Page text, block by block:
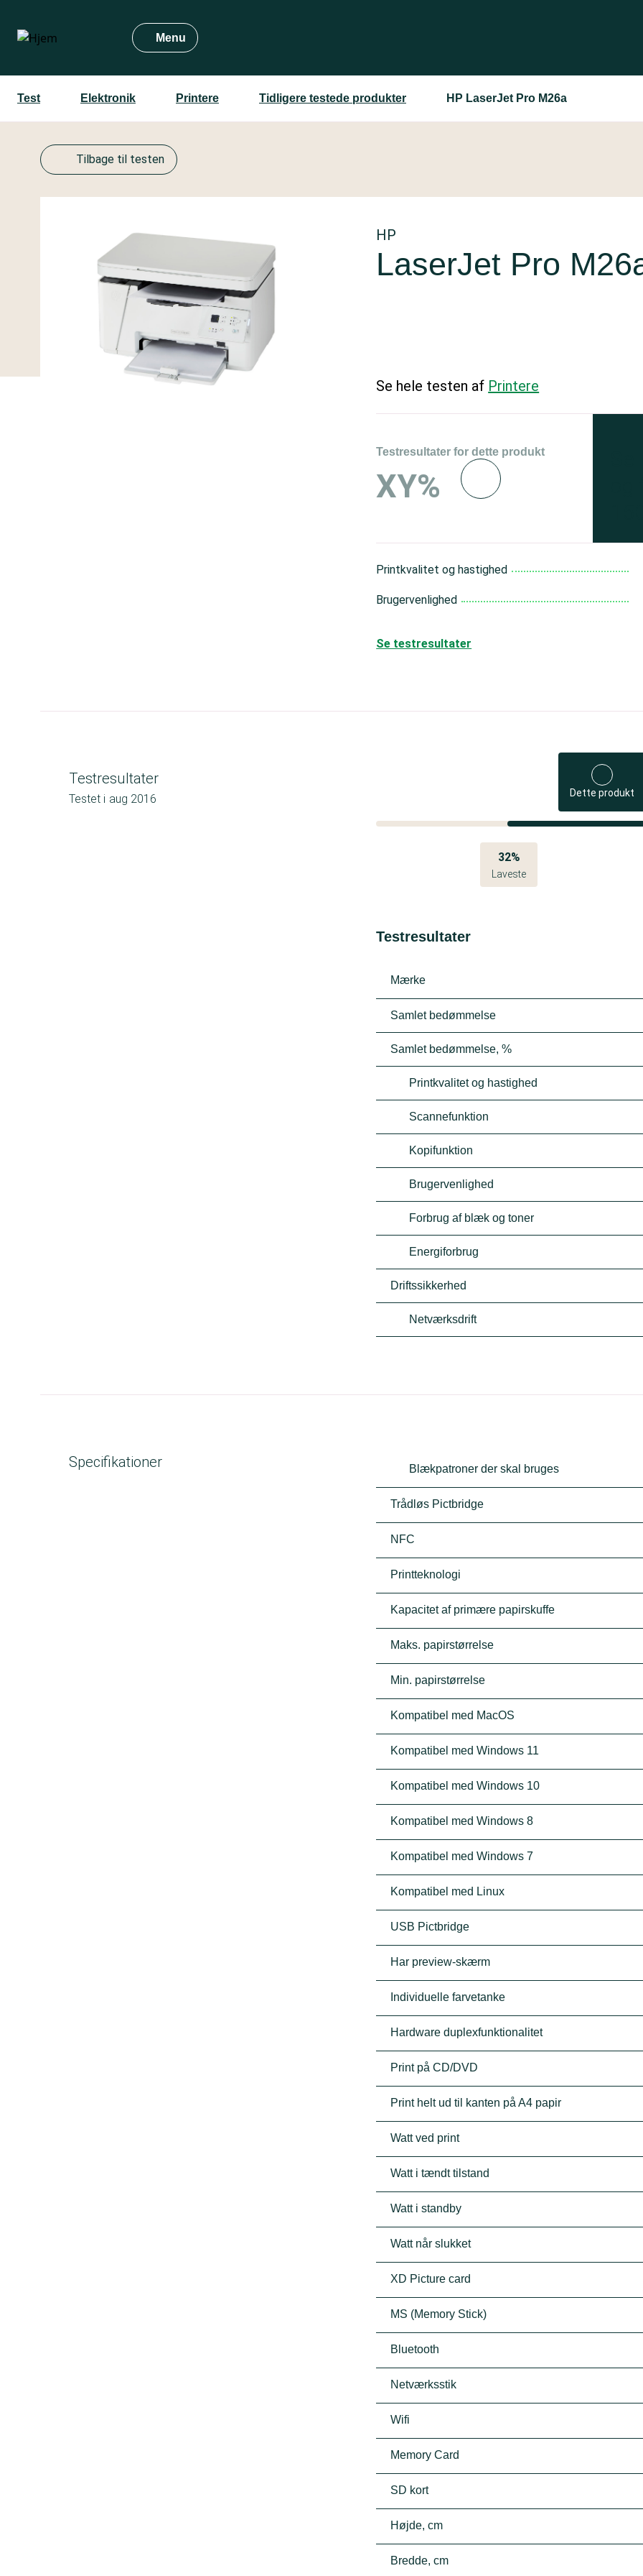
hovedindhold
Menu
Test Elektronik Printere Tidligere testede produkter HP LaserJet Pro M26a
Tilbage til testen
HP
LaserJet Pro
Se hele testen af Printere
Testresultater for dette produkt
XY%
Printkvalitet og hastighed
Brugervenlighed
Se testresultater
Testresultater
Testet i aug 2016 Dette produkt
32%
Laveste
Testresultater
Mærke
Samlet bedømmelse
Samlet bedømmelse, %
Printkvalitet og hastighed
Scannefunktion
Kopifunktion
Brugervenlighed
Forbrug af blæk og toner
Energiforbrug
Driftssikkerhed
Netværksdrift
Specifikationer Blækpatroner der skal bruges
Trådløs Pictbridge
NFC
Printteknologi
Kapacitet af primære papirskuffe
Maks. papirstørrelse
Min. papirstørrelse
Kompatibel med MacOS
Kompatibel med Windows 11
Kompatibel med Windows 10
Kompatibel med Windows 8
Kompatibel med Windows 7
Kompatibel med Linux
USB Pictbridge
Har preview-skærm
Individuelle farvetanke
Hardware duplexfunktionalitet
Print på CD/DVD
Print helt ud til kanten på A4 papir
Watt ved print
Watt i tændt tilstand
Watt i standby
Watt når slukket
XD Picture card
MS (Memory Stick)
Bluetooth
Netværksstik
Wifi
Memory Card
SD kort
Højde, cm
Bredde, cm